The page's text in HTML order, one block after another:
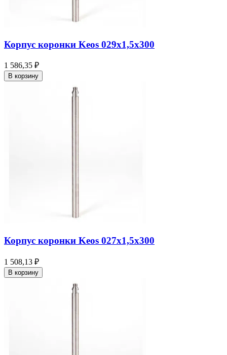
Корпус коронки Keos 029x1,5x300
1 586,35 ₽
В корзину
Корпус коронки Keos 027x1,5x300
1 508,13 ₽
В корзину